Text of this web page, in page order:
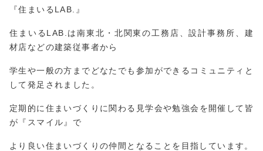
『住まいるLAB.』
住まいるLAB.は南東北・北関東の工務店、設計事務所、建
材店などの建築従事者から
学生や一般の方までどなたでも参加ができるコミュニティと
して発足されました。
定期的に住まいづくりに関わる見学会や勉強会を開催して皆
が『スマイル』で
より良い住まいづくりの仲間となることを目指しています。